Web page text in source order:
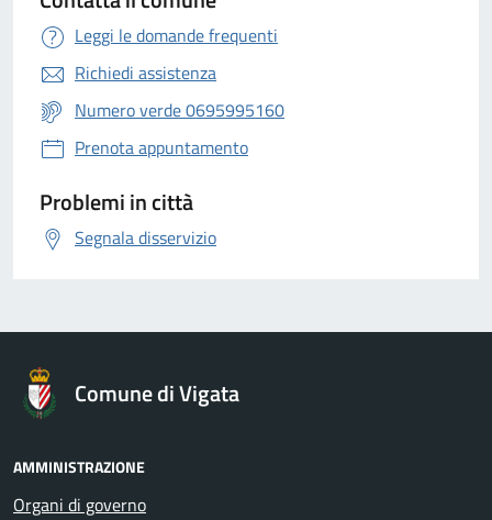
Leggi le domande frequenti
Richiedi assistenza
Numero verde 0695995160
Prenota appuntamento
Problemi in città
Segnala disservizio
Comune di Vigata
AMMINISTRAZIONE
Organi di governo